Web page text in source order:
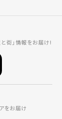
街」情報をお届け!
をお届け